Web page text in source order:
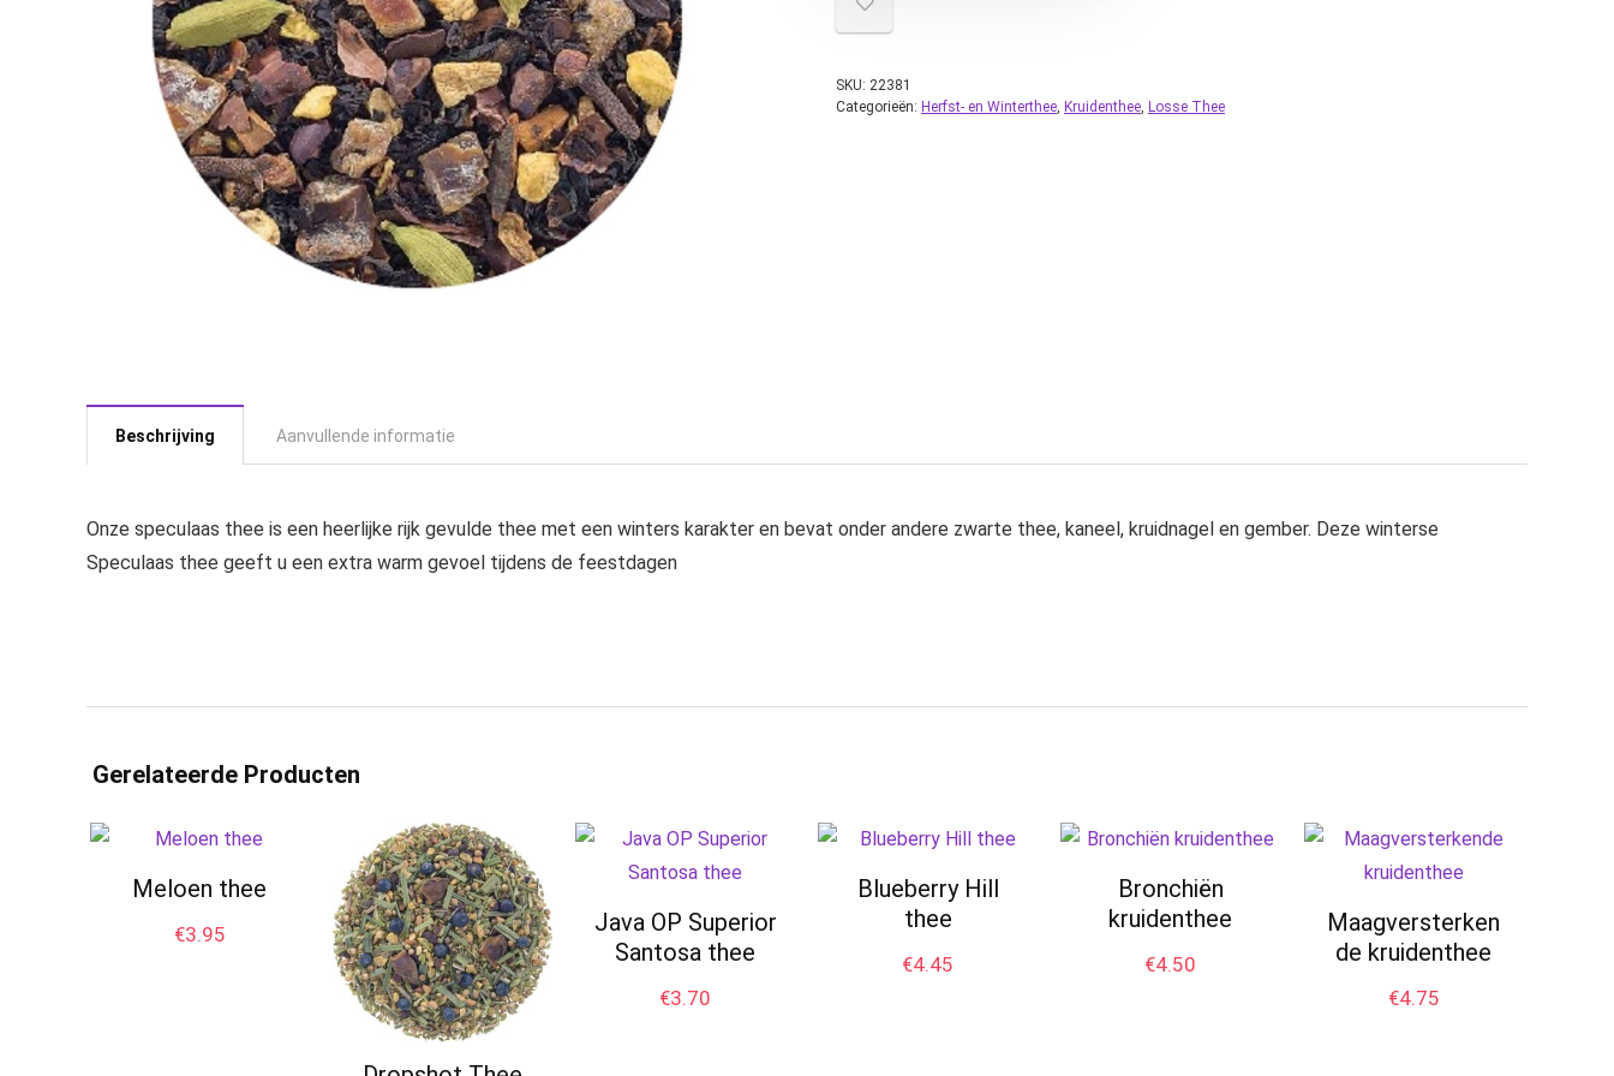
SKU: 22381
Categorieën: Herfst- en Winterthee, Kruidenthee, Losse Thee
Beschrijving Aanvullende informatie
Onze speculaas thee is een heerlijke rijk gevulde thee met een winters karakter en bevat onder andere zwarte thee, kaneel, kruidnagel en gember. Deze winterse
Speculaas thee geeft u een extra warm gevoel tijdens de feestdagen
Gerelateerde Producten
Meloen thee
€3.95
Java OP Superior
Santosa thee
€3.70
Blueberry Hill
thee
€4.45
Bronchiën
kruidenthee
€4.50
Maagversterken
de kruidenthee
€4.75